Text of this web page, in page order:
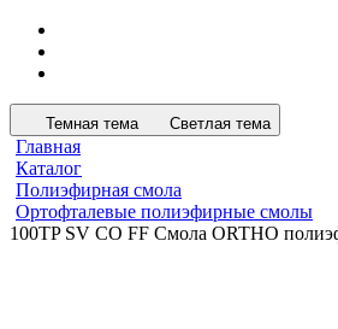
Темная тема Светлая тема
Главная
Каталог
Полиэфирная смола
Ортофталевые полиэфирные смолы
100TP SV СО FF Смола ORTHO